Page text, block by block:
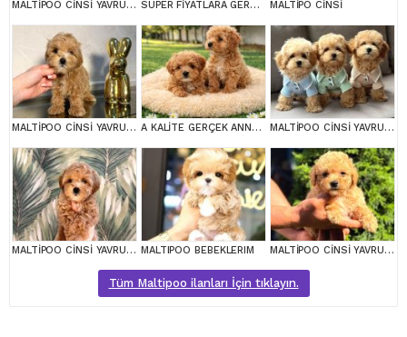
MALTİPOO CİNSİ YAVRULAR EV ÜRETİMİ SUPER FİYATLARA GERÇEK MALTİPOO YAVRULAR MALTİPO CİNSİ
MALTİPOO CİNSİ YAVRULAR EV ÜRETİMİ A KALİTE GERÇEK ANNE BABA MALTİPOO YAVRULAR MALTİPOO CİNSİ YAVRULAR EV ÜRETİMİ
MALTİPOO CİNSİ YAVRULAR EV ÜRETİMİ MALTIPOO BEBEKLERIM MALTİPOO CİNSİ YAVRULAR EV ÜRETİMİ
Tüm Maltipoo ilanları İçin tıklayın.